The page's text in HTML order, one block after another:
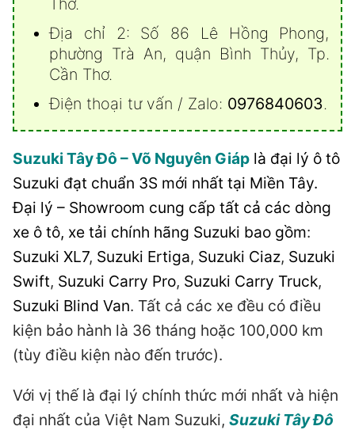
Địa chỉ 2: Số 86 Lê Hồng Phong,
phường Trà An, quận Bình Thủy, Tp.
Cần Thơ.
Điện thoại tư vấn / Zalo: 0976840603.
Suzuki Tây Đô – Võ Nguyên Giáp là đại lý ô tô
Suzuki đạt chuẩn 3S mới nhất tại Miền Tây.
Đại lý – Showroom cung cấp tất cả các dòng
xe ô tô, xe tải chính hãng Suzuki bao gồm:
Suzuki XL7, Suzuki Ertiga, Suzuki Ciaz, Suzuki
Swift, Suzuki Carry Pro, Suzuki Carry Truck,
Suzuki Blind Van. Tất cả các xe đều có điều
kiện bảo hành là 36 tháng hoặc 100,000 km
(tùy điều kiện nào đến trước).
Với vị thế là đại lý chính thức mới nhất và hiện
đại nhất của Việt Nam Suzuki, Suzuki Tây Đô